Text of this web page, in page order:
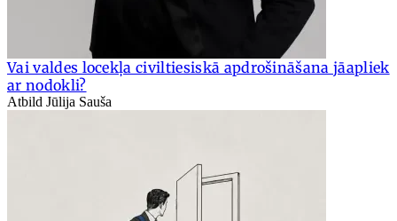
Vai valdes locekļa civiltiesiskā apdrošināšana jāapliek
ar nodokli?
Atbild Jūlija Sauša